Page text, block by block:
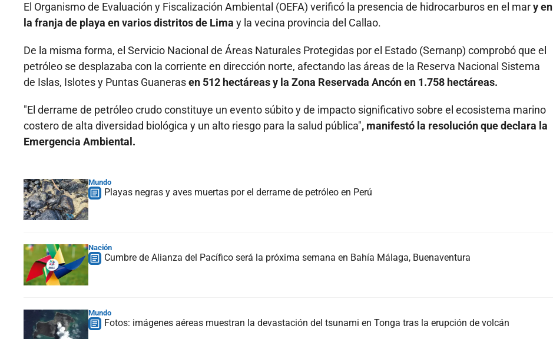
El Organismo de Evaluación y Fiscalización Ambiental (OEFA) verificó la presencia de hidrocarburos en el mary en
la franja de playa en varios distritos de Lima y la vecina provincia del Callao.
De la misma forma, el Servicio Nacional de Áreas Naturales Protegidas por el Estado (Sernanp) comprobó que el
petróleo se desplazaba con la corriente en dirección norte, afectando las áreas de la Reserva Nacional Sistema
de Islas, Islotes y Puntas Guanerasen 512 hectáreas y la Zona Reservada Ancón en 1.758 hectáreas.
"El derrame de petróleo crudo constituye un evento súbito y de impacto significativo sobre el ecosistema marino
costero de alta diversidad biológica y un alto riesgo para la salud pública", manifestó la resolución que declara la
Emergencia Ambiental.
Mundo
Playas negras y aves muertas por el derrame de petróleo en Perú
Nación
Cumbre de Alianza del Pacífico será la próxima semana en Bahía Málaga, Buenaventura
Mundo
Fotos: imágenes aéreas muestran la devastación del tsunami en Tonga tras la erupción de volcán